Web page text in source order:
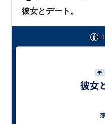
ケープアグラスちゃんの
彼女とデート。